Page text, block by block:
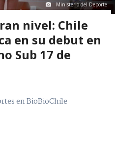
Ministerio del Deporte
nivel: Chile
en su debut en
Sub 17 de
en BioBioChile